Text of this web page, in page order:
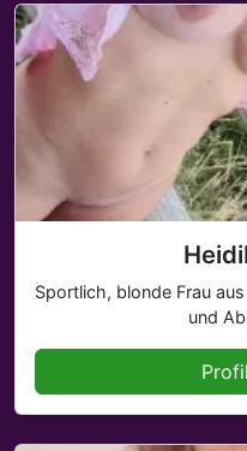
Sportlich, blonde Frau
und